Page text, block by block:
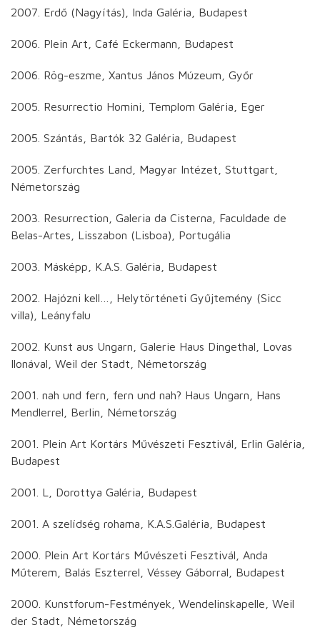
2007. Erdő (Nagyítás), Inda Galéria, Budapest
2006. Plein Art, Café Eckermann, Budapest
2006. Rög-eszme, Xantus János Múzeum, Győr
2005. Resurrectio Homini, Templom Galéria, Eger
2005. Szántás, Bartók 32 Galéria, Budapest
2005. Zerfurchtes Land, Magyar Intézet, Stuttgart,
Németország
2003. Resurrection, Galeria da Cisterna, Faculdade de
Belas-Artes, Lisszabon (Lisboa), Portugália
2003. Másképp, K.A.S. Galéria, Budapest
2002. Hajózni kell…, Helytörténeti Gyűjtemény (Sicc
villa), Leányfalu
2002. Kunst aus Ungarn, Galerie Haus Dingethal, Lovas
Ilonával, Weil der Stadt, Németország
2001. nah und fern, fern und nah? Haus Ungarn, Hans
Mendlerrel, Berlin, Németország
2001. Plein Art Kortárs Művészeti Fesztivál, Erlin Galéria,
Budapest
2001. L, Dorottya Galéria, Budapest
2001. A szelídség rohama, K.A.S.Galéria, Budapest
2000. Plein Art Kortárs Művészeti Fesztivál, Anda
Műterem, Balás Eszterrel, Véssey Gáborral, Budapest
2000. Kunstforum-Festmények, Wendelinskapelle, Weil
der Stadt, Németország